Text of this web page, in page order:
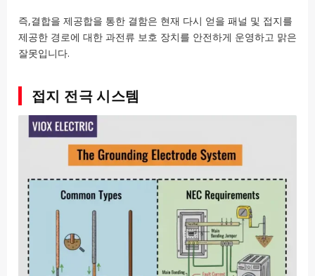
즉,결합을 제공합을 통한 결함은 현재 다시 얻을 패널 및 접지를
제공한 경로에 대한 과전류 보호 장치를 안전하게 운영하고 맑은
잘못입니다.
접지 전극 시스템